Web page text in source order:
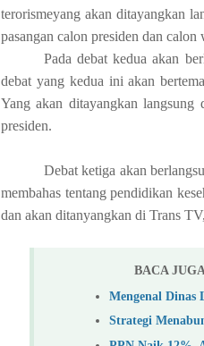
terorismeyang akan ditayangkan
pasangan calon presiden dan calon
Pada debat kedua akan
debat yang kedua ini akan
Yang akan ditayangkan
presiden.
Debat ketiga akan
membahas tentang pendidikan
dan akan ditanyangkan di Trans
BACA
Mengenal Dinas
Strategi